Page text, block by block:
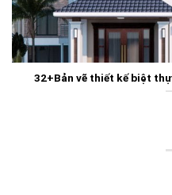
32+Bản vẽ thiết kế biệt